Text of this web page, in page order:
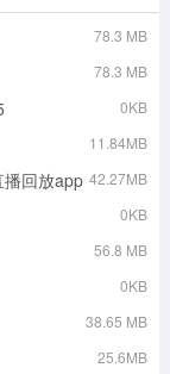
78.3 MB
78.3 MB
0KB
11.84MB
回放app 42.27MB
0KB
56.8 MB
0KB
38.65 MB
25.6MB